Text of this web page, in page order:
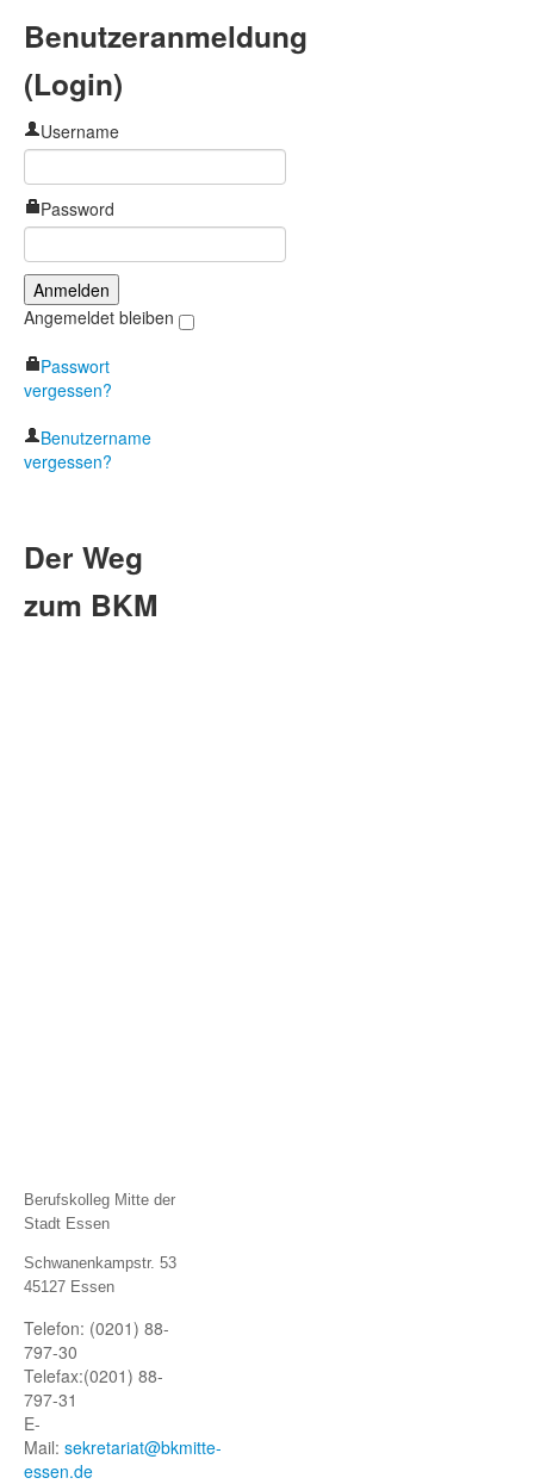
Benutzeranmeldung
(Login)
Username
Password
Angemeldet bleiben
Passwort
vergessen?
Benutzername
vergessen?
Der Weg
zum BKM
Berufskolleg Mitte der
Stadt Essen
Schwanenkampstr. 53
45127 Essen
Telefon: (0201) 88-
797-30
Telefax:(0201) 88-
797-31
E-
Mail: sekretariat@bkmitte-
essen.de